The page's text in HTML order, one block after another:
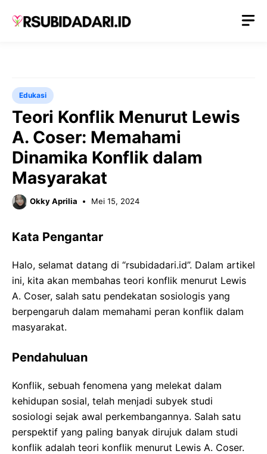
Edukasi
Teori Konflik Menurut Lewis
A. Coser: Memahami
Dinamika Konflik dalam
Masyarakat
Okky Aprilia Mei 15, 2024
Kata Pengantar
Halo, selamat datang di “rsubidadari.id”. Dalam artikel
ini, kita akan membahas teori konflik menurut Lewis
A. Coser, salah satu pendekatan sosiologis yang
berpengaruh dalam memahami peran konflik dalam
masyarakat.
Pendahuluan
Konflik, sebuah fenomena yang melekat dalam
kehidupan sosial, telah menjadi subyek studi
sosiologi sejak awal perkembangannya. Salah satu
perspektif yang paling banyak dirujuk dalam studi
konflik adalah teori konflik menurut Lewis A. Coser.